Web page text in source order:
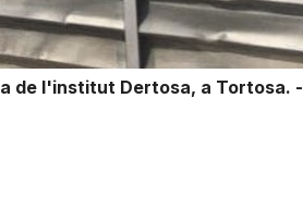
de l'institut Dertosa, a Tortosa. -